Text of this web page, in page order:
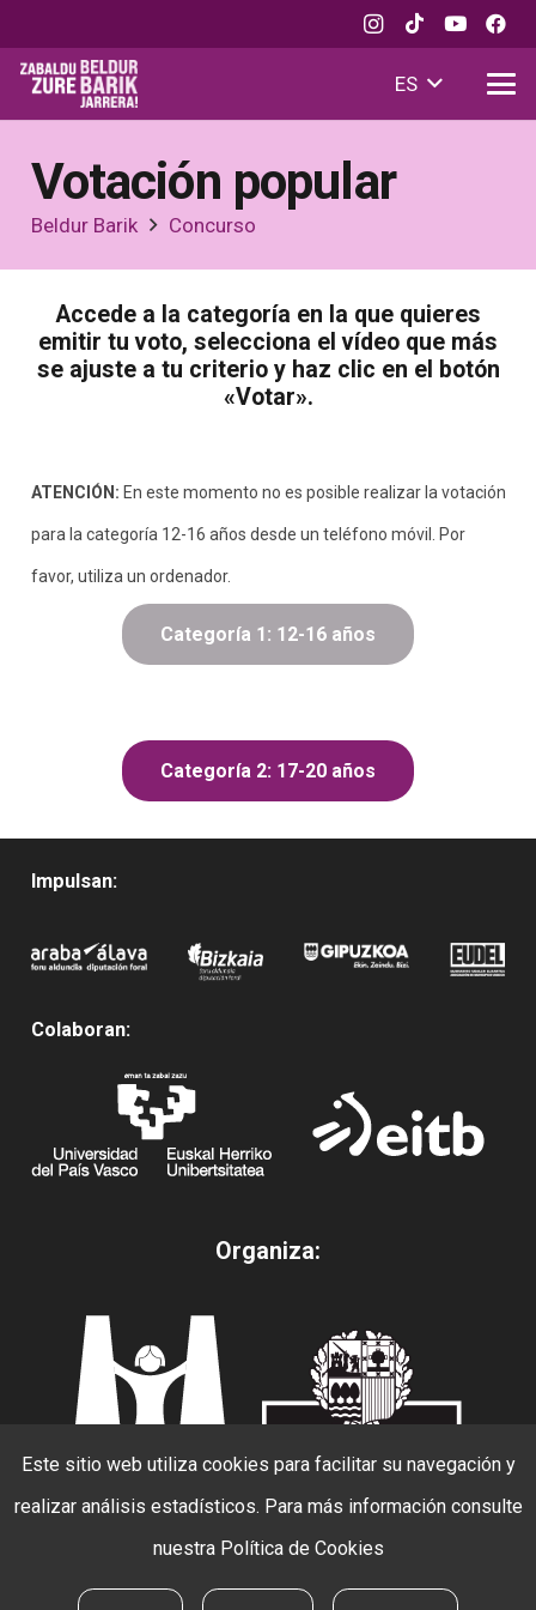
ES
Votación popular
Beldur Barik Concurso
Accede a la categoría en la que quieres
emitir tu voto, selecciona el vídeo que más
se ajuste a tu criterio y haz clic en el botón
«Votar».
ATENCIÓN: En este momento no es posible realizar la votación
para la categoría 12-16 años desde un teléfono móvil. Por
favor, utiliza un ordenador.
Categoría 1: 12-16 años
Categoría 2: 17-20 años
Impulsan:
Colaboran:
Organiza:
© 2026 Beldur Barik. todos los derechos
reservados.
Este sitio web utiliza cookies para facilitar su navegación y
realizar análisis estadísticos. Para más información consulte
nuestra Política de Cookies